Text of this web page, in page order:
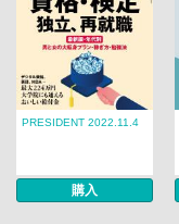
PRESIDENT 2022.11.4
購入